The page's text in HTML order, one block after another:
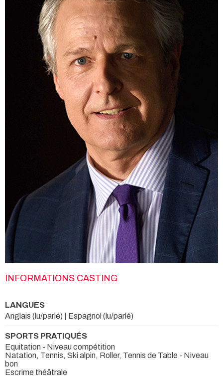
INFORMATIONS CASTING
LANGUES
Anglais (lu/parlé) | Espagnol (lu/parlé)
SPORTS PRATIQUÉS
Equitation - Niveau compétition
Natation, Tennis, Ski alpin, Roller, Tennis de Table - Niveau
bon
Escrime théâtrale